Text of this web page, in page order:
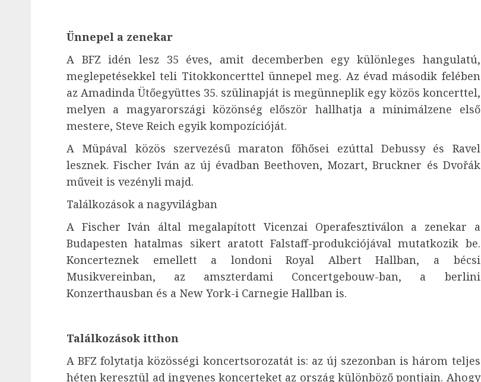
Ünnepel a zenekar
A BFZ idén lesz 35 éves, amit decemberben egy különleges hangulatú,
meglepetésekkel teli Titokkoncerttel ünnepel meg. Az évad második felében
az Amadinda Ütőegyüttes 35. szülinapját is megünneplik egy közös koncerttel,
melyen a magyarországi közönség először hallhatja a minimálzene első
mestere, Steve Reich egyik kompozícióját.
A Müpával közös szervezésű maraton főhősei ezúttal Debussy és Ravel
lesznek. Fischer Iván az új évadban Beethoven, Mozart, Bruckner és Dvořák
műveit is vezényli majd.
Találkozások a nagyvilágban
A Fischer Iván által megalapított Vicenzai Operafesztiválon a zenekar a
Budapesten hatalmas sikert aratott Falstaff-produkciójával mutatkozik be.
Koncerteznek emellett a londoni Royal Albert Hallban, a bécsi
Musikvereinban, az amszterdami Concertgebouw-ban, a berlini
Konzerthausban és a New York-i Carnegie Hallban is.
Találkozások itthon
A BFZ folytatja közösségi koncertsorozatát is: az új szezonban is három teljes
héten keresztül ad ingyenes koncerteket az ország különböző pontjain. Ahogy